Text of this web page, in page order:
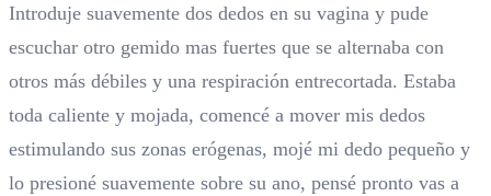
Introduje suavemente dos dedos en su vagina y pude
escuchar otro gemido mas fuertes que se alternaba con
otros más débiles y una respiración entrecortada. Estaba
toda caliente y mojada, comencé a mover mis dedos
estimulando sus zonas erógenas, mojé mi dedo pequeño y
lo presioné suavemente sobre su ano, pensé pronto vas a